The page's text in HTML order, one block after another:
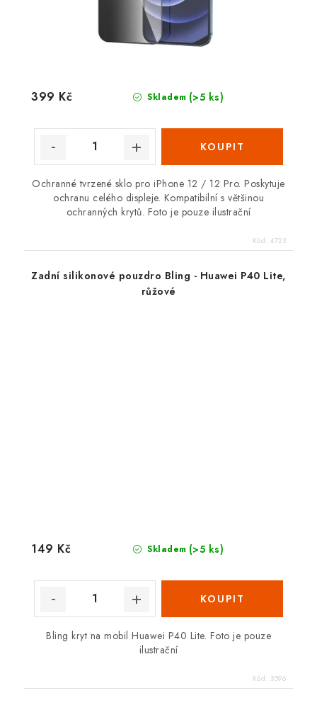
Skladem (>5 ks)
399 Kč
Ochranné tvrzené sklo pro iPhone 12 / 12 Pro. Poskytuje
ochranu celého displeje. Kompatibilní s většinou
ochranných krytů. Foto je pouze ilustrační
Kód: 4723
Zadní silikonové pouzdro Bling - Huawei P40 Lite,
růžové
Skladem (>5 ks)
149 Kč
Bling kryt na mobil Huawei P40 Lite. Foto je pouze
ilustrační
Kód: 3596